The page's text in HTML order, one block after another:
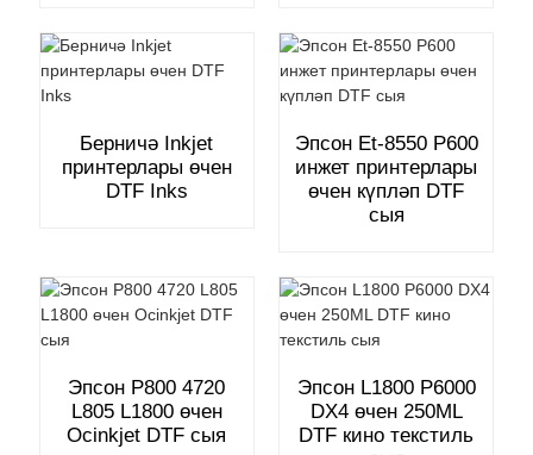
Берничә Inkjet
принтерлары өчен
DTF Inks
Эпсон Et-8550 P600
инжет принтерлары
өчен күпләп DTF
сыя
Эпсон P800 4720
L805 L1800 өчен
Ocinkjet DTF сыя
Эпсон L1800 P6000
DX4 өчен 250ML
DTF кино текстиль